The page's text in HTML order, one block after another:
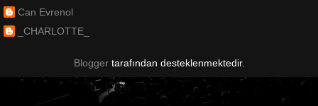
Can Evrenol
_CHARLOTTE_
Bloggertarafından desteklenmektedir.